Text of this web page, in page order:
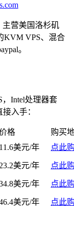
主营美国洛杉矶
KVM VPS、混合
。
，Intel处理器套
入手：
格
购买
11.6美元/年 点此
23.2美元/年 点此
美元/年 点此
美元/年 点此